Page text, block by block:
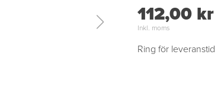
112,00 kr
Inkl. moms
Ring för leveranstid